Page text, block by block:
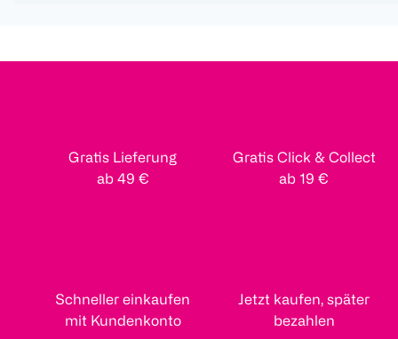
Gratis Lieferung
ab 49 €
Gratis Click & Collect
ab 19 €
Schneller einkaufen
mit Kundenkonto
Jetzt kaufen, später
bezahlen